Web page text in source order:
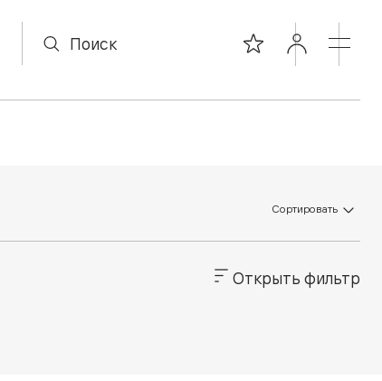
Сортировать
Открыть фильтр